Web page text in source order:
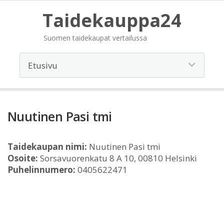
Taidekauppa24
Suomen taidekaupat vertailussa
Nuutinen Pasi tmi
Taidekaupan nimi: Nuutinen Pasi tmi
Osoite: Sorsavuorenkatu 8 A 10, 00810 Helsinki
Puhelinnumero: 0405622471